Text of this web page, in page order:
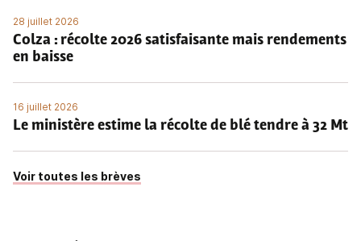
28 juillet 2026
Colza : récolte 2026 satisfaisante mais rendements
en baisse
16 juillet 2026
Le ministère estime la récolte de blé tendre à 32 Mt
Voir toutes les brèves